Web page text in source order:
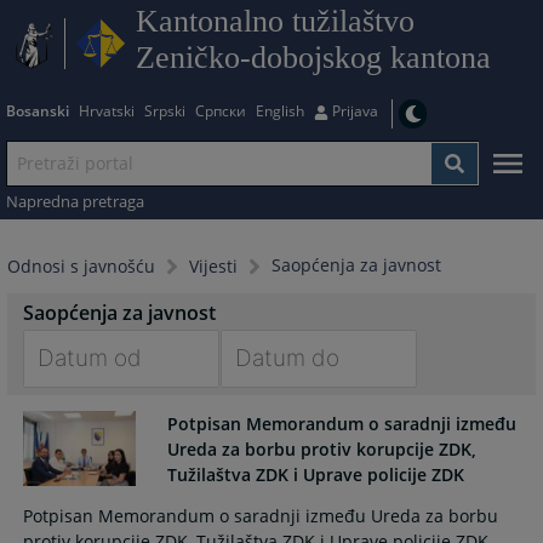
Kantonalno tužilaštvo
Zeničko-dobojskog kantona
Bosanski Hrvatski Srpski Српски English Prijava
Napredna pretraga
Odnosi s javnošću Vijesti Saopćenja za javnost
Saopćenja za javnost
forward
to
interact
with
the
forward
to
interact
the
Potpisan Memorandum o saradnji između
Ureda za borbu protiv korupcije ZDK,
Tužilaštva ZDK i Uprave policije ZDK
Potpisan Memorandum o saradnji između Ureda za borbu